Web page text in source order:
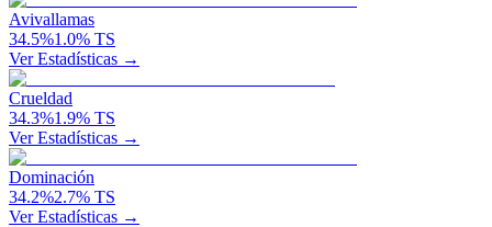
Avivallamas
34.5%1.0% TS
Ver Estadísticas →
Crueldad
34.3%1.9% TS
Ver Estadísticas →
Dominación
34.2%2.7% TS
Ver Estadísticas →